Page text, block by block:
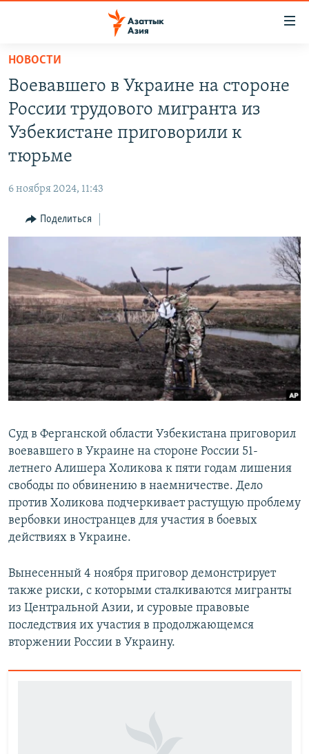
Вернуться
основному
содержанию
Вернутся
главной
Вернутся
поиску
КЫРГЫЗСТАН
ВОЙНА В УКРАИНЕ
КЫРГЫЗЧА
ЎЗБЕКЧА
TÜRKMENÇE
ПОДПИШИТЕСЬ НА НАС В СОЦСЕТЯХ
НОВОСТИ
Воевавшего в Украине на стороне
России трудового мигранта из
Узбекистане приговорили к
тюрьме
6 ноября 2024, 11:43
Поделиться
Суд в Ферганской области Узбекистана приговорил
воевавшего в Украине на стороне России 51-
летнего Алишера Холикова к пяти годам лишения
свободы по обвинению в наемничестве. Дело
против Холикова подчеркивает растущую проблему
вербовки иностранцев для участия в боевых
действиях в Украине.
Вынесенный 4 ноября приговор демонстрирует
также риски, с которыми сталкиваются мигранты
из Центральной Азии, и суровые правовые
последствия их участия в продолжающемся
вторжении России в Украину.